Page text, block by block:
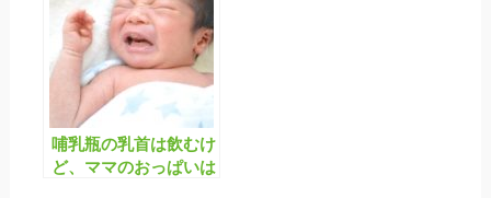
哺乳瓶の乳首は飲むけ
ど、ママのおっぱいは